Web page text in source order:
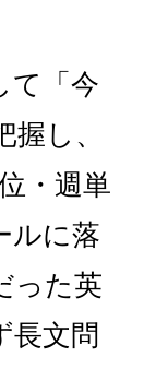
て「今
し、
・週単
ルに落
った英
長文問